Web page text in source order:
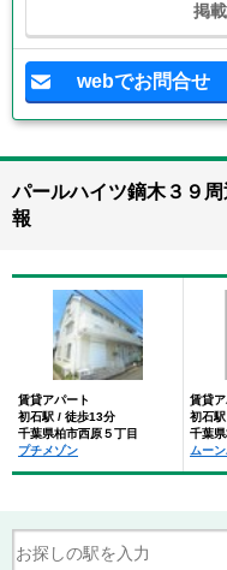
掲
webでお問合せ
パールハイツ鏑木３９
報
賃貸アパート
初石駅 / 徒歩13分
千葉県柏市西原５丁目
プチメゾン
賃貸ア
初石
千葉
ムー